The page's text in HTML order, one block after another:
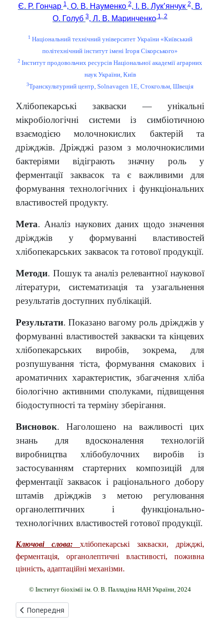
Є. Р. Гончар1, О. В. Науменко2, І. В. Лук’янчук2, В.
О. Голуб 3, Л. В. Маринченко 1, 2
1Національний технічний університет України «Київський
політехнічний інститут імені Ігоря Сікорського»
2 Інститут продовольчих ресурсів Національної академії аграрних
наук України, Київ
3Транскультурний центр, Solnavagen 1E, Стокгольм, Швеція
Хлібопекарські закваски — унікальні
мікробіологічні системи із симбіотичною
взаємодією молочнокислих бактерій та
дріжджів. Дріжджі разом з молочнокислими
бактеріями відіграють значну роль у
ферментації заквасок та є важливими для
формування технологічних і функціональних
властивостей продукту.
Мета. Аналіз наукових даних щодо значення
дріжджів у формуванні властивостей
хлібопекарських заквасок та готової продукції.
Методи. Пошук та аналіз релевантної наукової
літератури, систематизація та узагальнення
результатів доступних публікацій.
Результати. Показано вагому роль дріжджів у
формуванні властивостей закваски та кінцевих
хлібопекарських виробів, зокрема, для
розпушування тіста, формування смакових і
ароматичних характеристик, збагачення хліба
біологічно активними сполуками, підвищення
біодоступності та терміну зберігання.
Висновок. Наголошено на важливості цих
знань для вдосконалення технологій
виробництва хлібобулочних виробів із
застосуванням стартерних композицій для
ферментації заквасок і раціонального добору
штамів дріжджів з метою регулювання
органолептичних і функціонально-
технологічних властивостей готової продукції.
Ключові слова:
хлібопекарські закваски, дріжджі,
ферментація, органолептичні властивості, поживна
цінність, адаптаційні механізми.
© Інститут біохімії ім. О. В. Палладіна НАН України, 2024
Попередня стаття: РОСЛИННА СИРОВИНА ЯК ДЖЕРЕЛО
Попередня